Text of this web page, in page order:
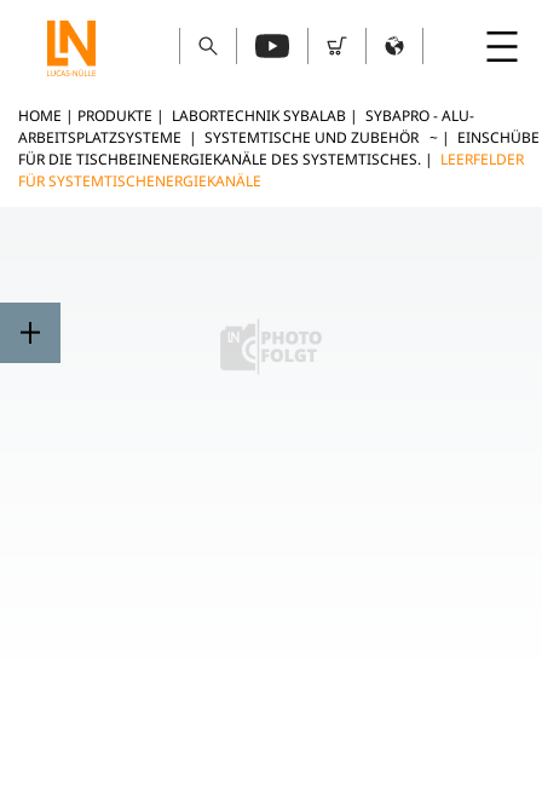
HOME | PRODUKTE | LABORTECHNIK SYBALAB | SYBAPRO - ALU-
ARBEITSPLATZSYSTEME | SYSTEMTISCHE UND ZUBEHÖR ~ | EINSCHÜBE
FÜR DIE TISCHBEINENERGIEKANÄLE DES SYSTEMTISCHES. | LEERFELDER
FÜR SYSTEMTISCHENERGIEKANÄLE